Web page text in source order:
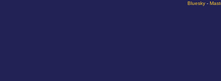
Bluesky-